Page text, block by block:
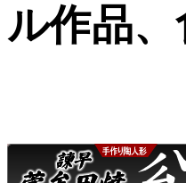
ル作品